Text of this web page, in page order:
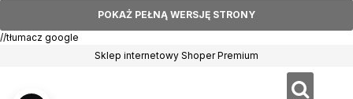
POKAŻ PEŁNĄ WERSJĘ STRONY
//tłumacz google
Sklep internetowy Shoper Premium